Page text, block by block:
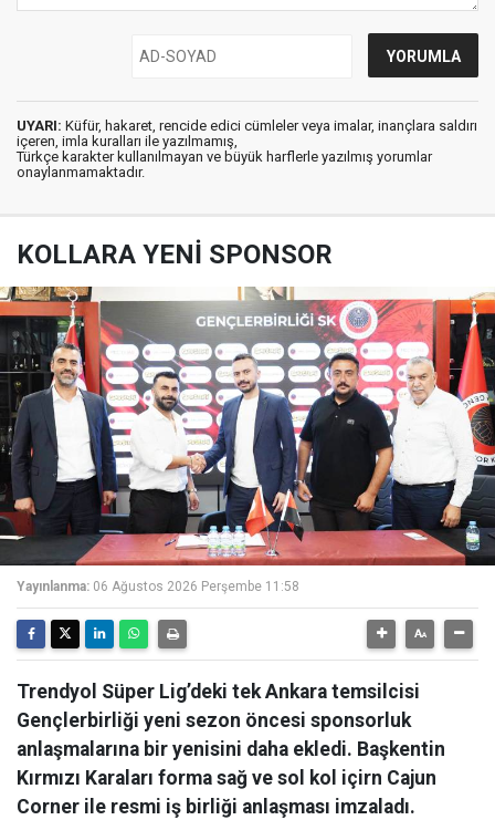
UYARI: Küfür, hakaret, rencide edici cümleler veya imalar, inançlara saldırı
içeren, imla kuralları ile yazılmamış,
Türkçe karakter kullanılmayan ve büyük harflerle yazılmış yorumlar
onaylanmamaktadır.
KOLLARA YENİ SPONSOR
Yayınlanma: 06 Ağustos 2026 Perşembe 11:58
Trendyol Süper Lig’deki tek Ankara temsilcisi
Gençlerbirliği yeni sezon öncesi sponsorluk
anlaşmalarına bir yenisini daha ekledi. Başkentin
Kırmızı Karaları forma sağ ve sol kol içirn Cajun
Corner ile resmi iş birliği anlaşması imzaladı.